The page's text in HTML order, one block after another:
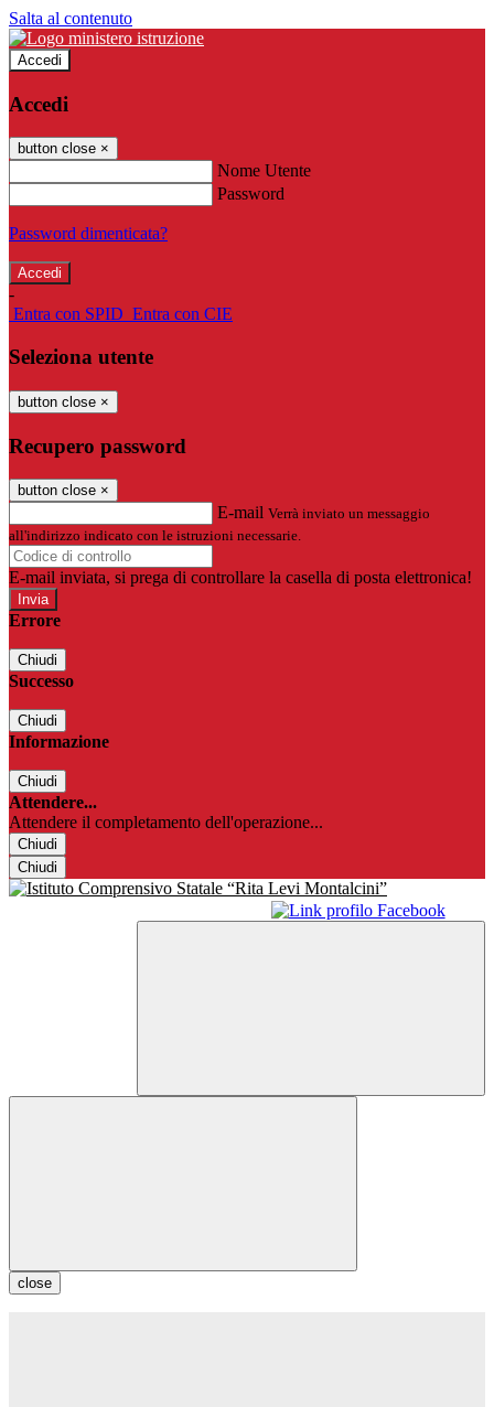
Salta al contenuto
Accedi
Accedi
button close ×
Nome Utente
Password
Password dimenticata?
-
Entra con SPID Entra con CIE
Seleziona utente
button close ×
Recupero password
button close ×
E-mail Verrà inviato un messaggio
all'indirizzo indicato con le istruzioni necessarie.
E-mail inviata, si prega di controllare la casella di posta elettronica!
Errore
Chiudi
Successo
Chiudi
Informazione
Chiudi
Attendere...
Attendere il completamento dell'operazione...
Chiudi
Chiudi
close